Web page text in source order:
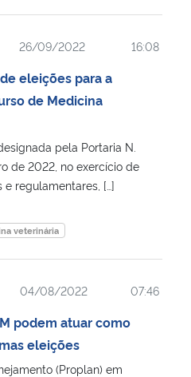
26/09/2022 16:08
eleições para a
de Medicina
pela Portaria N.
de 2022, no exercício de
regulamentares, […]
veterinária
04/08/2022 07:46
podem atuar como
eleições
(Proplan) em